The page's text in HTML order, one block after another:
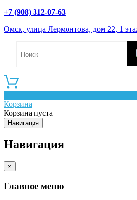
+7 (908) 312-07-63
Омск, улица Лермонтова, дом 22, 1
Корзина
Корзина пуста
Навигация
Навигация
×
Главное меню